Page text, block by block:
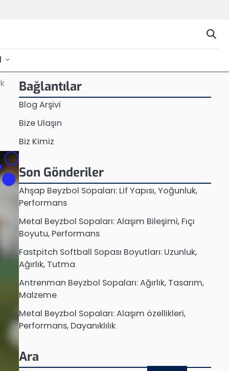
Bağlantılar
Blog Arşivi
Bize Ulaşın
Biz Kimiz
Son Gönderiler
Ahşap Beyzbol Sopaları: Lif Yapısı, Yoğunluk,
Performans
Metal Beyzbol Sopaları: Alaşım Bileşimi, Fıçı
Boyutu, Performans
Fastpitch Softball Sopası Boyutları: Uzunluk,
Ağırlık, Tutma
Antrenman Beyzbol Sopaları: Ağırlık, Tasarım,
Malzeme
Metal Beyzbol Sopaları: Alaşım özellikleri,
Performans, Dayanıklılık
Ara